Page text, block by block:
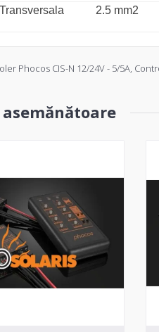
2.5 mm2
Phocos CIS-N 12/24V - 5/5A,
asemănătoare